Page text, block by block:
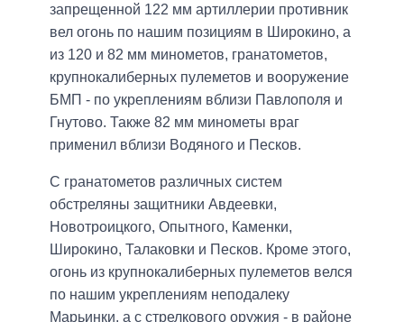
запрещенной 122 мм артиллерии противник
вел огонь по нашим позициям в Широкино, а
из 120 и 82 мм минометов, гранатометов,
крупнокалиберных пулеметов и вооружение
БМП - по укреплениям вблизи Павлополя и
Гнутово. Также 82 мм минометы враг
применил вблизи Водяного и Песков.
С гранатометов различных систем
обстреляны защитники Авдеевки,
Новотроицкого, Опытного, Каменки,
Широкино, Талаковки и Песков. Кроме этого,
огонь из крупнокалиберных пулеметов велся
по нашим укреплениям неподалеку
Марьинки, а с стрелкового оружия - в районе